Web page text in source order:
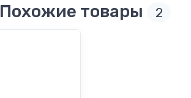
Похожие товары 2